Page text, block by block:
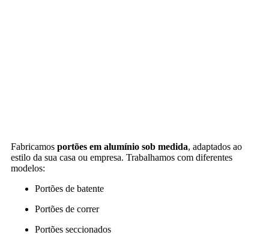
Fabricamos portões em alumínio sob medida, adaptados ao
estilo da sua casa ou empresa. Trabalhamos com diferentes
modelos:
Portões de batente
Portões de correr
Portões seccionados